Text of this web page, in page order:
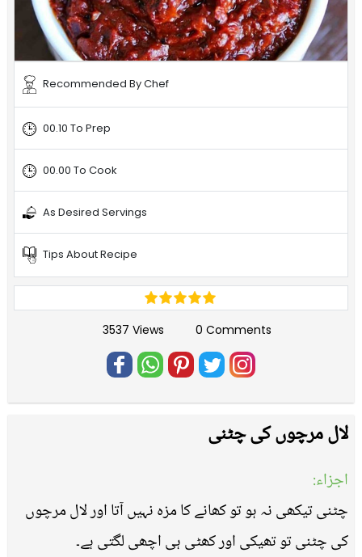
Recommended By Chef
00.10 To Prep
00.00 To Cook
As Desired Servings
Tips About Recipe
3537 Views 0 Comments
لال مرچوں کی چٹنی
اجزاء:
چٹنی تیکھی نہ ہو تو کھانے کا مزہ نہیں آتا اور لال مرچوں
کی چٹنی تو تھیکی اور کھٹی ہی اچھی لگتی ہے۔